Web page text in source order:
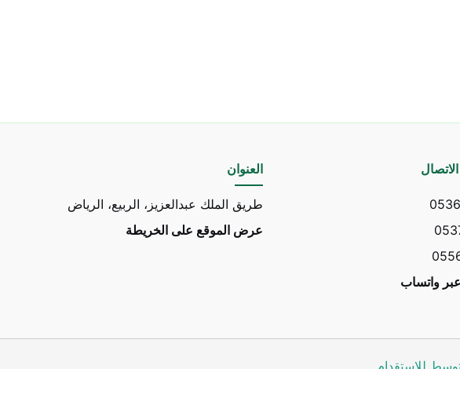
واتساب
العنوان
طريق الملك عبدالعزيز، الربيع، الرياض
عرض الموقع على الخريطة
للاستقدام